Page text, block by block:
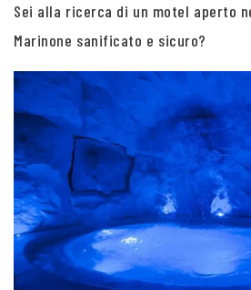
Sei alla ricerca di un motel aperto
Marinone sanificato e sicuro?